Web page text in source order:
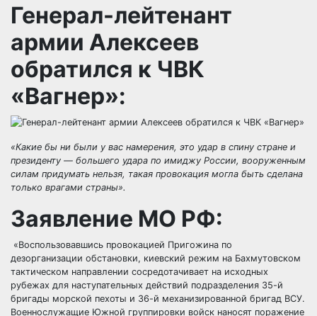
Генерал-лейтенант
армии Алексеев
обратился к ЧВК
«Вагнер»:
«Какие бы ни были у вас намерения, это удар в спину стране и
президенту — большего удара по имиджу России, вооруженным
силам придумать нельзя, такая провокация могла быть сделана
только врагами страны».
Заявление МО РФ:
«Воспользовавшись провокацией Пригожина по
дезорганизации обстановки, киевский режим на Бахмутовском
тактическом направлении сосредотачивает на исходных
рубежах для наступательных действий подразделения 35-й
бригады морской пехоты и 36-й механизированной бригад ВСУ.
Военнослужащие Южной группировки войск наносят поражение